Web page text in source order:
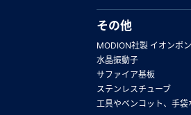
その他
MODION社製 イオンポ
水晶振動子
サファイア基板
ステンレスチューブ
工具やベンコット、手袋